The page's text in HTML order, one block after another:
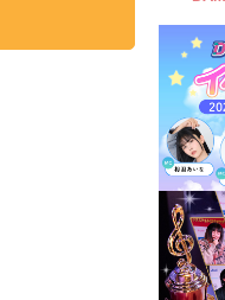
自宅
家族や友